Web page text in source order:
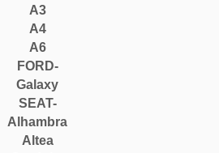
A3
A4
A6
FORD-
Galaxy
SEAT-
Alhambra
Altea